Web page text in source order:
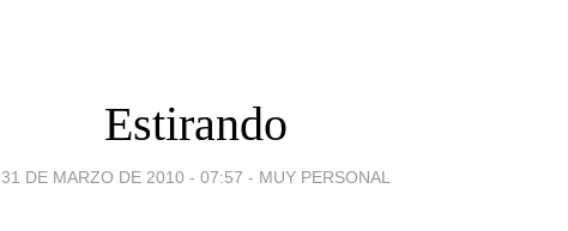
Estirando
31 DE MARZO DE 2010 - 07:57 - MUY PERSONAL